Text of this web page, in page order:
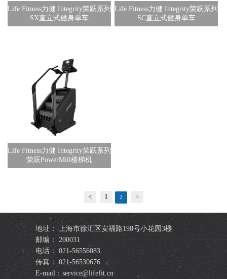
Life Fitness力健 Integrity荣跃系列
SX直立式健身单车
Life Fitness力健 Integrity荣跃系列
SC直立式健身单车
Life Fitness力健 Integrity荣跃系列
荣跃PowerMill楼梯机
< 1 2 >
地址： 上海市徐汇区安福路198号小花园3楼
邮编： 200031
电话： 021-56556083
传真： 021-56530676
E-mail：service@lifefit.cn